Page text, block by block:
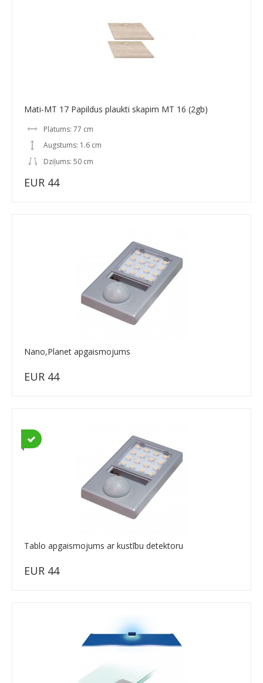
Mati-MT 17 Papildus plaukti skapim MT 16 (2gb)
Platums: 77 cm
Augstums: 1.6 cm
Dziļums: 50 cm
EUR 44
Nano,Planet apgaismojums
EUR 44
Tablo apgaismojums ar kustību detektoru
EUR 44